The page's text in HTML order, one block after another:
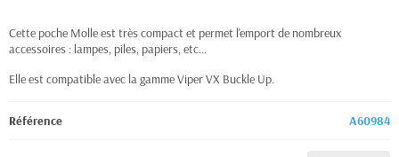
Cette poche Molle est très compact et permet l'emport de nombreux
accessoires : lampes, piles, papiers, etc...
Elle est compatible avec la gamme Viper VX Buckle Up.
Référence A60984